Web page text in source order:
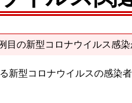
目の新型コロナウイルス感
新型コロナウイルスの感染